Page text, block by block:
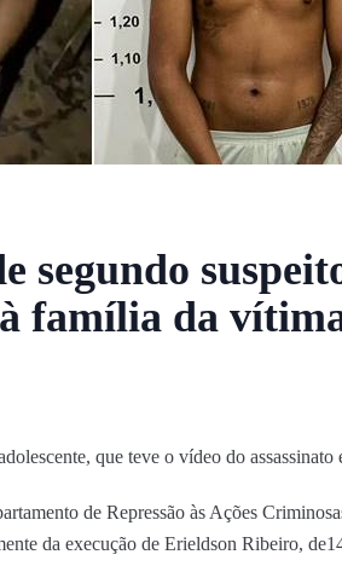
segundo
família da
que teve o vídeo do
de Repressão às Ações
da execução de Erieldson Ribeiro,